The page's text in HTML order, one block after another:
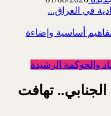
في العراق...
أساسية وإضاءة
والحوكمة الرشيدة
تهافت